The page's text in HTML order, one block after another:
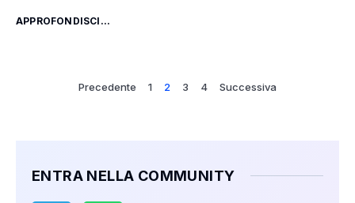
APPROFONDISCI...
Precedente 1 2 3 4 Successiva
ENTRA NELLA COMMUNITY